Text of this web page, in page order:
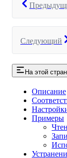
Следующий
На этой
Описание
Примеры